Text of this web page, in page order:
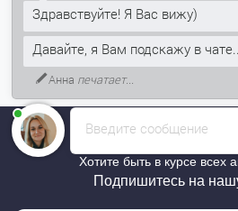
Точный расчёт
Хотите быть в курсе всех
Подпишитесь на
Введите сообщение
Здравствуйте! Я Вас вижу)
Давайте, я Вам подскажу в
Анна печатает...